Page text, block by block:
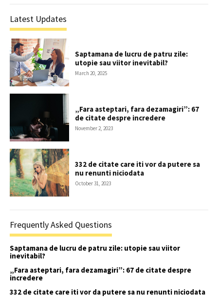
Latest Updates
Saptamana de lucru de patru zile:
utopie sau viitor inevitabil?
March 20, 2025
„Fara asteptari, fara dezamagiri”: 67
de citate despre incredere
November 2, 2023
332 de citate care iti vor da putere sa
nu renunti niciodata
October 31, 2023
Frequently Asked Questions
Saptamana de lucru de patru zile: utopie sau viitor
inevitabil?
„Fara asteptari, fara dezamagiri”: 67 de citate despre
incredere
332 de citate care iti vor da putere sa nu renunti niciodata